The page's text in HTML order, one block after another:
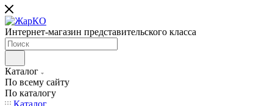
Интернет-магазин представительского класса
Каталог
По всему сайту
По каталогу
Каталог